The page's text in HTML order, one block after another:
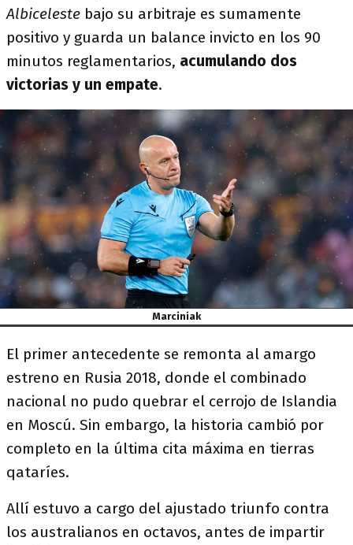
Albiceleste bajo su arbitraje es sumamente
positivo y guarda un balance invicto en los 90
minutos reglamentarios, acumulando dos
victorias y un empate.
Marciniak
El primer antecedente se remonta al amargo
estreno en Rusia 2018, donde el combinado
nacional no pudo quebrar el cerrojo de Islandia
en Moscú. Sin embargo, la historia cambió por
completo en la última cita máxima en tierras
qataríes.
Allí estuvo a cargo del ajustado triunfo contra
los australianos en octavos, antes de impartir